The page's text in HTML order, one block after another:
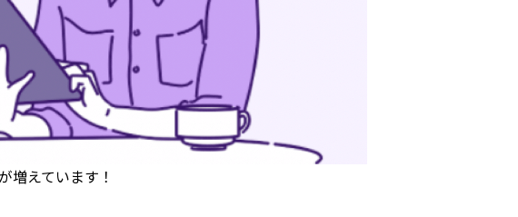
増えています！